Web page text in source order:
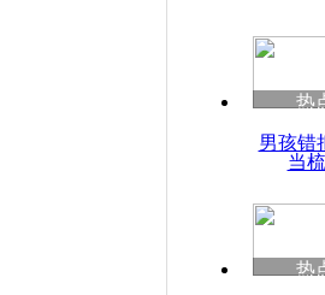
热
男孩错
当
热